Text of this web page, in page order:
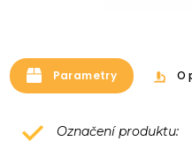
Parametry O
Označení produktu: